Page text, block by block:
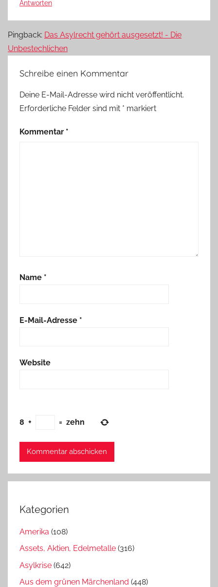
Antworten
Pingback: Das Asylrecht gehört ausgesetzt! - Die
Unbestechlichen
Schreibe einen Kommentar
Deine E-Mail-Adresse wird nicht veröffentlicht.
Erforderliche Felder sind mit * markiert
Kommentar *
Name *
E-Mail-Adresse *
Website
8 + = zehn
Kategorien
Amerika (108)
Assets, Aktien, Edelmetalle (316)
Asylkrise (642)
Aus dem grünen Märchenland (448)